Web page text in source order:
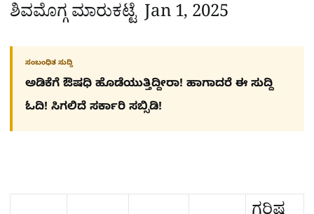
ಶಿವಮೊಗ್ಗ ಮಾರುಕಟ್ಟೆJan 1, 2025
ಸಂಬಂಧಿತ ಸುದ್ದಿ
ಅಡಿಕೆಗೆ ಔಷಧಿ ಹೊಡೆಯುತ್ತಿದ್ದೀರಾ! ಹಾಗಾದರೆ ಈ ಸುದ್ದಿ
ಓದಿ! ಸಿಗಲಿದೆ ಸರ್ಕಾರಿ ಸಬ್ಸಿಡಿ!